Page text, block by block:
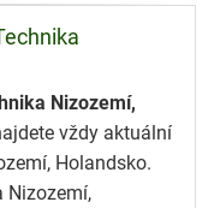
Nizozemí,
vždy aktuální
Holandsko.
Nizozemí,